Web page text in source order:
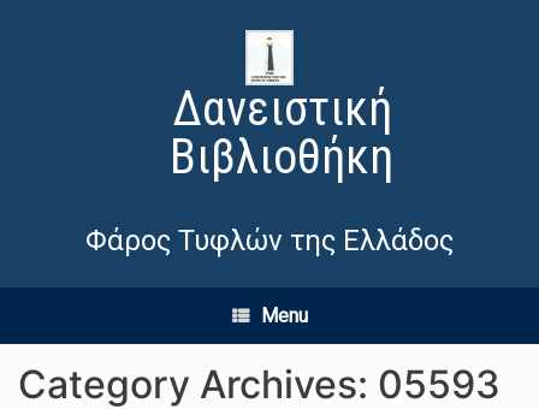
Δανειστική
Βιβλιοθήκη
Φάρος Τυφλών της Ελλάδος
Menu
Category Archives: 05593